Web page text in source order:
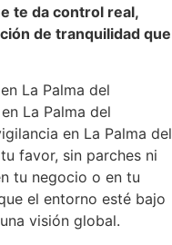
te da control real,
de tranquilidad que
La Palma del
La Palma del
en La Palma del
favor, sin parches ni
tu negocio o en tu
el entorno esté bajo
visión global.